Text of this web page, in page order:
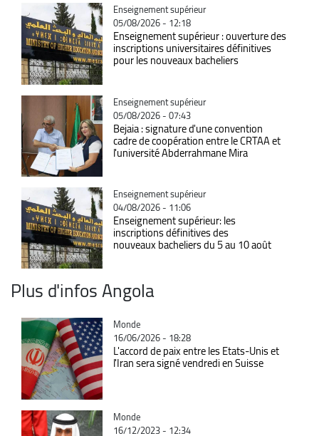
Catégorie
Enseignement supérieur
05/08/2026 - 12:18
Enseignement supérieur : ouverture des
inscriptions universitaires définitives
pour les nouveaux bacheliers
Catégorie
Enseignement supérieur
05/08/2026 - 07:43
Bejaia : signature d'une convention
cadre de coopération entre le CRTAA et
l'université Abderrahmane Mira
Catégorie
Enseignement supérieur
04/08/2026 - 11:06
Enseignement supérieur: les
inscriptions définitives des
nouveaux bacheliers du 5 au 10 août
Plus d'infos Angola
Catégorie
Monde
16/06/2026 - 18:28
L'accord de paix entre les Etats-Unis et
l'Iran sera signé vendredi en Suisse
Catégorie
Monde
16/12/2023 - 12:34